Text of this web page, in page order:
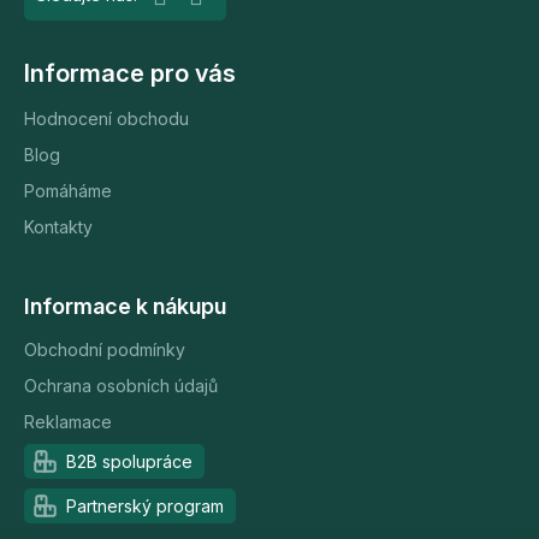
Informace pro vás
Hodnocení obchodu
Blog
Pomáháme
Kontakty
Informace k nákupu
Obchodní podmínky
Ochrana osobních údajů
Reklamace
B2B spolupráce
Partnerský program